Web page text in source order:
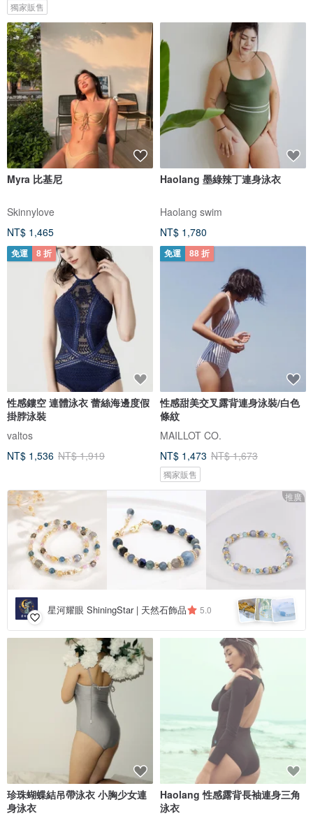
獨家販售
Myra 比基尼
Skinnylove
NT$ 1,465
Haolang 墨綠辣丁連身泳衣
Haolang swim
NT$ 1,780
免運 8 折
性感鏤空 連體泳衣 蕾絲海邊度假
掛脖泳裝
valtos
NT$ 1,536 NT$ 1,919
免運 88 折
性感甜美交叉露背連身泳裝/白色
條紋
MAILLOT CO.
NT$ 1,473 NT$ 1,673
獨家販售
推廣
星河耀眼 ShiningStar | 天然石飾品 5.0
珍珠蝴蝶結吊帶泳衣 小胸少女連
身泳衣
Haolang 性感露背長袖連身三角
泳衣